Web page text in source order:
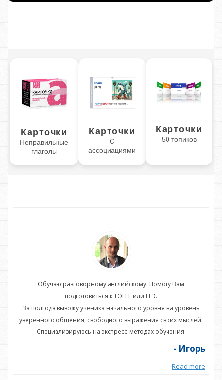
Карточки
Неправильные
глаголы
Карточки
С
ассоциациями
Карточки
50 топиков
Обучаю разговорному английскому. Помогу Вам
подготовиться к TOEFL или ЕГЭ.
За полгода вывожу ученика начального уровня на уровень
уверенного общения, свободного выражения своих мыслей.
Специализируюсь на экспресс-методах обучения.
- Игорь
Read more